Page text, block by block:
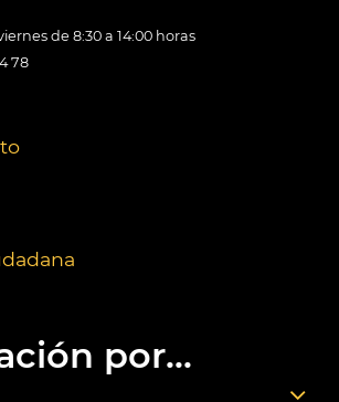
de 8:30 a 14:00 horas
78
por...